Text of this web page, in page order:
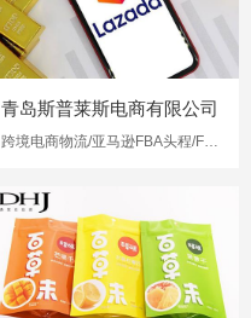
青岛斯普莱斯电商有限公司
跨境电商物流/亚马逊FBA头程/FBA海运